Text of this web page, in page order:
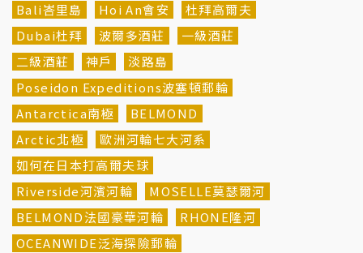
Bali峇里島
Hoi An會安
杜拜高爾夫
Dubai杜拜
波爾多酒莊
一級酒莊
二級酒莊
神戶
淡路島
Poseidon Expeditions波塞頓郵輪
Antarctica南極
BELMOND
Arctic北極
歐洲河輪七大河系
如何在日本打高爾夫球
Riverside河濱河輪
MOSELLE莫瑟爾河
BELMOND法國豪華河輪
RHONE隆河
OCEANWIDE泛海探險郵輪